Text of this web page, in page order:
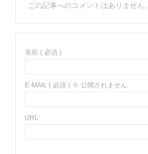
この記事へのコメントはありません。
名前 ( 必須 )
E-MAIL ( 必須 ) ※ 公開されません
URL